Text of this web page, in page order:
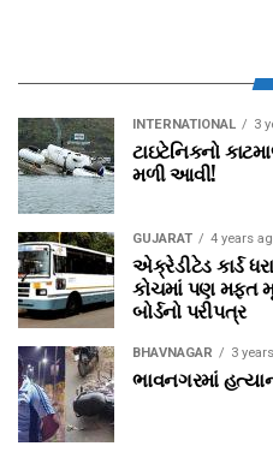
INTERNATIONAL 3
ટાઇટેનિકનો
મળી આવી!
GUJARAT 4 years
એક્રેડીટેડ કાર્ડ
કોચમાં પણ મફત
બોર્ડનો પરીપત્ર
BHAVNAGAR 3
ભાવનગરમાં